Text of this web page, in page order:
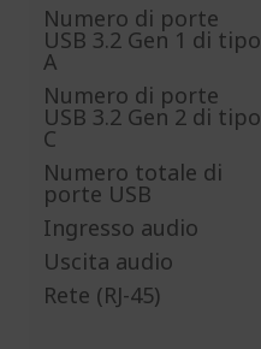
Numero di porte
USB 3.2 Gen 1 di tipo
A
Numero di porte
USB 3.2 Gen 2 di tipo
C
Numero totale di
porte USB
Ingresso audio
Uscita audio
Rete (RJ-45)